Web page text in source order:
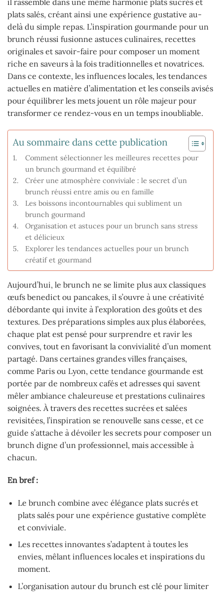
il rassemble dans une même harmonie plats sucrés et
plats salés, créant ainsi une expérience gustative au-
delà du simple repas. L’inspiration gourmande pour un
brunch réussi fusionne astuces culinaires, recettes
originales et savoir-faire pour composer un moment
riche en saveurs à la fois traditionnelles et novatrices.
Dans ce contexte, les influences locales, les tendances
actuelles en matière d’alimentation et les conseils avisés
pour équilibrer les mets jouent un rôle majeur pour
transformer ce rendez-vous en un temps inoubliable.
Au sommaire dans cette publication
Comment sélectionner les meilleures recettes pour
un brunch gourmand et équilibré
Créer une atmosphère conviviale : le secret d’un
brunch réussi entre amis ou en famille
Les boissons incontournables qui subliment un
brunch gourmand
Organisation et astuces pour un brunch sans stress
et délicieux
Explorer les tendances actuelles pour un brunch
créatif et gourmand
Aujourd’hui, le brunch ne se limite plus aux classiques
œufs benedict ou pancakes, il s’ouvre à une créativité
débordante qui invite à l’exploration des goûts et des
textures. Des préparations simples aux plus élaborées,
chaque plat est pensé pour surprendre et ravir les
convives, tout en favorisant la convivialité d’un moment
partagé. Dans certaines grandes villes françaises,
comme Paris ou Lyon, cette tendance gourmande est
portée par de nombreux cafés et adresses qui savent
mêler ambiance chaleureuse et prestations culinaires
soignées. À travers des recettes sucrées et salées
revisitées, l’inspiration se renouvelle sans cesse, et ce
guide s’attache à dévoiler les secrets pour composer un
brunch digne d’un professionnel, mais accessible à
chacun.
En bref :
Le brunch combine avec élégance plats sucrés et
plats salés pour une expérience gustative complète
et conviviale.
Les recettes innovantes s’adaptent à toutes les
envies, mêlant influences locales et inspirations du
moment.
L’organisation autour du brunch est clé pour limiter